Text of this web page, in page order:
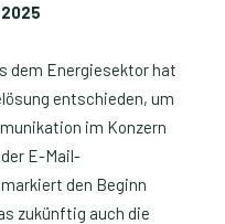
dem Energiesektor hat
entschieden, um
im Konzern
E-Mail-
den Beginn
zukünftig auch die